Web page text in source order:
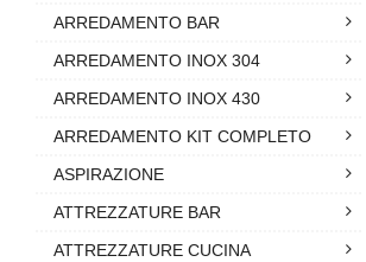
ARREDAMENTO BAR
ARREDAMENTO INOX 304
ARREDAMENTO INOX 430
ARREDAMENTO KIT COMPLETO
ASPIRAZIONE
ATTREZZATURE BAR
ATTREZZATURE CUCINA